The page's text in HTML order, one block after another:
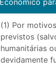
Económico
(1) Por
previstos
humanitárias
devidamente